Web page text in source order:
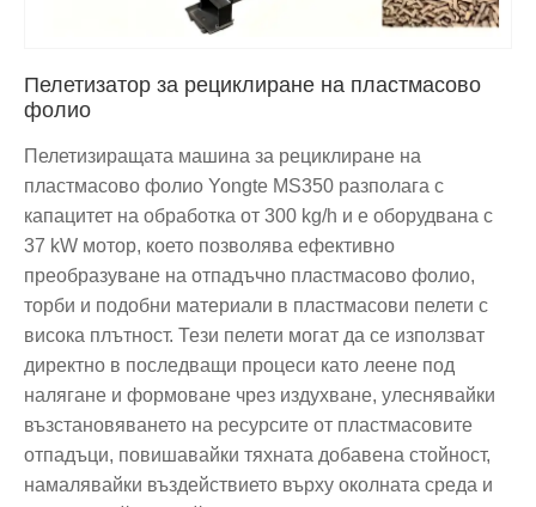
Пелетизатор за рециклиране на пластмасово
фолио
Пелетизиращата машина за рециклиране на
пластмасово фолио Yongte MS350 разполага с
капацитет на обработка от 300 kg/h и е оборудвана с
37 kW мотор, което позволява ефективно
преобразуване на отпадъчно пластмасово фолио,
торби и подобни материали в пластмасови пелети с
висока плътност. Тези пелети могат да се използват
директно в последващи процеси като леене под
налягане и формоване чрез издухване, улеснявайки
възстановяването на ресурсите от пластмасовите
отпадъци, повишавайки тяхната добавена стойност,
намалявайки въздействието върху околната среда и